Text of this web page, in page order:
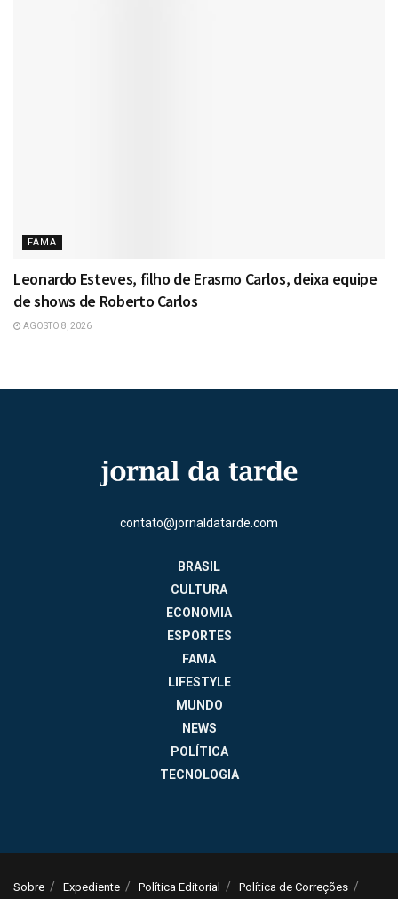
FAMA
Leonardo Esteves, filho de Erasmo Carlos, deixa equipe
de shows de Roberto Carlos
AGOSTO 8, 2026
contato@jornaldatarde.com
BRASIL
CULTURA
ECONOMIA
ESPORTES
FAMA
LIFESTYLE
MUNDO
NEWS
POLÍTICA
TECNOLOGIA
Sobre Expediente Política Editorial Política de Correções